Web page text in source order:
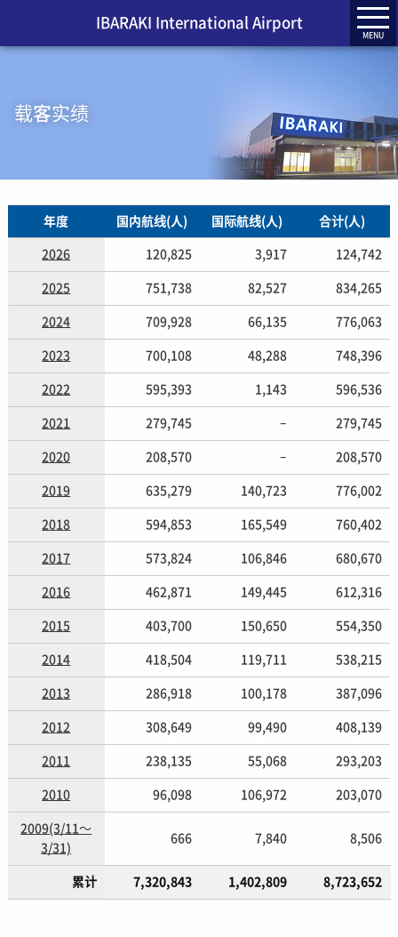
IBARAKI International Airport
MENU
载客实绩
年度 国内航线(人) 国际航线(人) 合计(人)
2026 120,825 3,917 124,742
2025 751,738 82,527 834,265
2024 709,928 66,135 776,063
2023 700,108 48,288 748,396
2022 595,393 1,143 596,536
2021 279,745 – 279,745
2020 208,570 – 208,570
2019 635,279 140,723 776,002
2018 594,853 165,549 760,402
2017 573,824 106,846 680,670
2016 462,871 149,445 612,316
2015 403,700 150,650 554,350
2014 418,504 119,711 538,215
2013 286,918 100,178 387,096
2012 308,649 99,490 408,139
2011 238,135 55,068 293,203
2010 96,098 106,972 203,070
2009(3/11～
3/31)
666 7,840 8,506
累计 7,320,843 1,402,809 8,723,652